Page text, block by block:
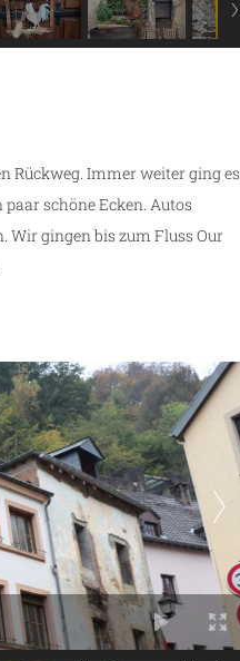
Rückweg. Immer weiter ging es
schöne Ecken. Autos
Wir gingen bis zum Fluss Our